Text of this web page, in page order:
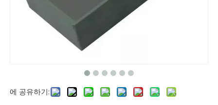
에 공유하기: